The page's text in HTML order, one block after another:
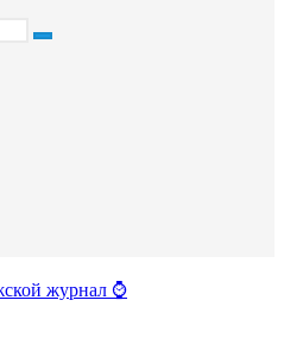
Искать